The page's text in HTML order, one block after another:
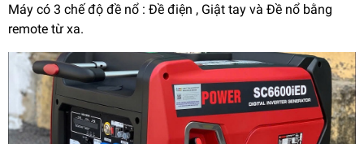
Máy có 3 chế độ đề nổ : Đề điện , Giật tay và Đề nổ bằng
remote từ xa.